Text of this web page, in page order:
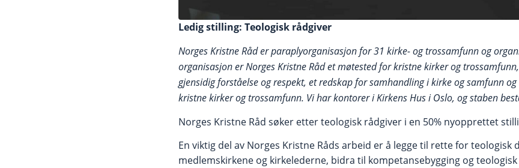
Ledig stilling: Teologisk rådgiver
Norges Kristne Råd er paraplyorganisasjon for 31 kirke- og trossamfunn og
organisasjon er Norges Kristne Råd et møtested for kristne kirker og
gjensidig forståelse og respekt, et redskap for samhandling i kirke og samfunn
kristne kirker og trossamfunn. Vi har kontorer i Kirkens Hus i Oslo, og staben
Norges Kristne Råd søker etter teologisk rådgiver i en 50% nyopprettet
En viktig del av Norges Kristne Råds arbeid er å legge til rette for teologisk
medlemskirkene og kirkelederne, bidra til kompetansebygging og